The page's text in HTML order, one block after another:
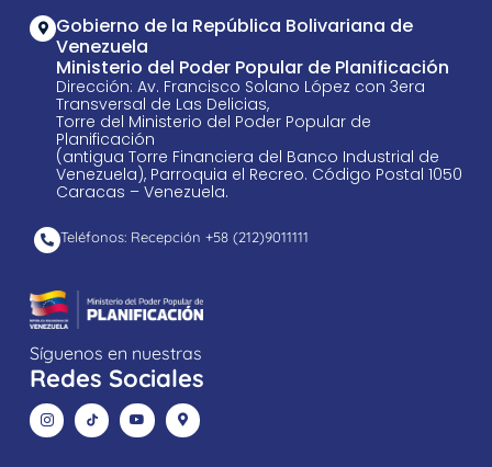
Gobierno de la República Bolivariana de
Venezuela
Ministerio del Poder Popular de Planificación
Dirección: Av. Francisco Solano López con 3era
Transversal de Las Delicias,
Torre del Ministerio del Poder Popular de
Planificación
(antigua Torre Financiera del Banco Industrial de
Venezuela), Parroquia el Recreo. Código Postal 1050
Caracas – Venezuela.
Teléfonos: Recepción +58 ​(212)9011111
Síguenos en nuestras
Redes Sociales